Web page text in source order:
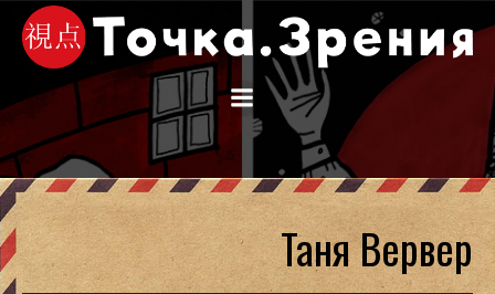
Перейти
к
содержимому
Таня Вервер